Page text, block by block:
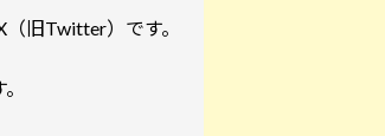
旧Twitter）です。